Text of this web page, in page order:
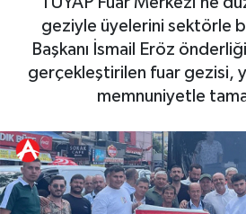
geziyle üyelerini sektörle
Başkanı İsmail Eröz
gerçekleştirilen fuar gezisi,
memnuniyetle
Magazin
Duyurular
Kadın
Teknoloji
Akhisar Emlak
Duyurular
Tarım-Gıda
Röportaj